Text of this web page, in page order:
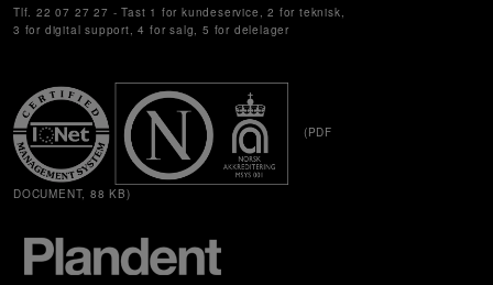
Tlf. 22 07 27 27 - Tast 1 for kundeservice, 2 for teknisk,
3 for digital support, 4 for salg, 5 for delelager
(PDF
DOCUMENT, 88 KB)